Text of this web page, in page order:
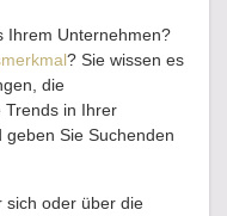
Ihrem Unternehmen?
? Sie wissen es
die
Trends in Ihrer
Sie Suchenden
sich oder über die